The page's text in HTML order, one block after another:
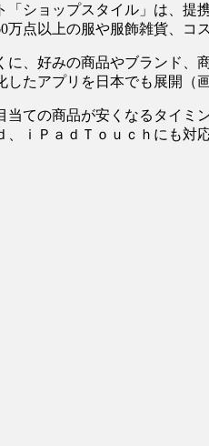
「ショップスタイル」は、
点以上の服や服飾雑貨、コ
に、好みの商品やブランド
たアプリを日本でも展開（画
ての商品が安くなるタイミ
、ｉＰａｄＴｏｕｃｈにも対